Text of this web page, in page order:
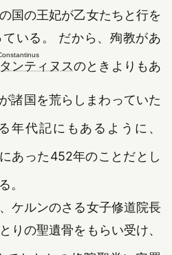
国の王妃が乙女たちと行を
いる。 だから、殉教があ
ンティヌスのときよりもあ
諸国を荒らしまわっていた
年代記にもあるように、
あった452年のことだとし
。
ケルンのさる女子修道院長
りの聖遺骨をもらい受け、